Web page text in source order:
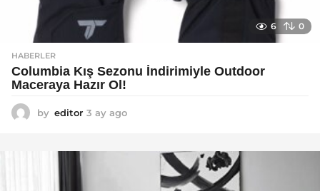
6 0
HABERLER
Columbia Kış Sezonu İndirimiyle Outdoor
Maceraya Hazır Ol!
by editor 3 ay ago
a